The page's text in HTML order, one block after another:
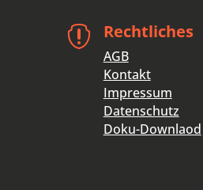
 Rechtliches
AGB
Kontakt
Impressum
Datenschutz
Doku-Downlaod